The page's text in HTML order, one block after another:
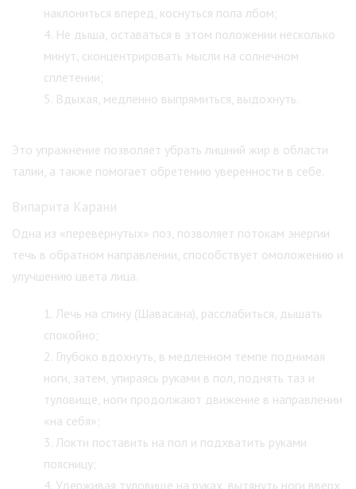
наклониться вперед, коснуться пола лбом;
Не дыша, оставаться в этом положении несколько
минут, сконцентрировать мысли на солнечном
сплетении;
Вдыхая, медленно выпрямиться, выдохнуть.
Это упражнение позволяет убрать лишний жир в области
талии, а также помогает обретению уверенности в себе.
Випарита Карани
Одна из «перевернутых» поз, позволяет потокам энергии
течь в обратном направлении, способствует омоложению и
улучшению цвета лица.
Лечь на спину (Шавасана), расслабиться, дышать
спокойно;
Глубоко вдохнуть, в медленном темпе поднимая
ноги, затем, упираясь руками в пол, поднять таз и
туловище, ноги продолжают движение в направлении
«на себя»;
Локти поставить на пол и подхватить руками
поясницу;
Удерживая туловище на руках, вытянуть ноги вверх,